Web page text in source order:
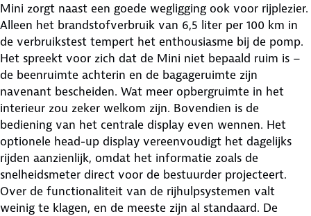
Mini zorgt naast een goede wegligging ook voor rijplezier.
Alleen het brandstofverbruik van 6,5 liter per 100 km in
de verbruikstest tempert het enthousiasme bij de pomp.
Het spreekt voor zich dat de Mini niet bepaald ruim is –
de beenruimte achterin en de bagageruimte zijn
navenant bescheiden. Wat meer opbergruimte in het
interieur zou zeker welkom zijn. Bovendien is de
bediening van het centrale display even wennen. Het
optionele head-up display vereenvoudigt het dagelijks
rijden aanzienlijk, omdat het informatie zoals de
snelheidsmeter direct voor de bestuurder projecteert.
Over de functionaliteit van de rijhulpsystemen valt
weinig te klagen, en de meeste zijn al standaard. De